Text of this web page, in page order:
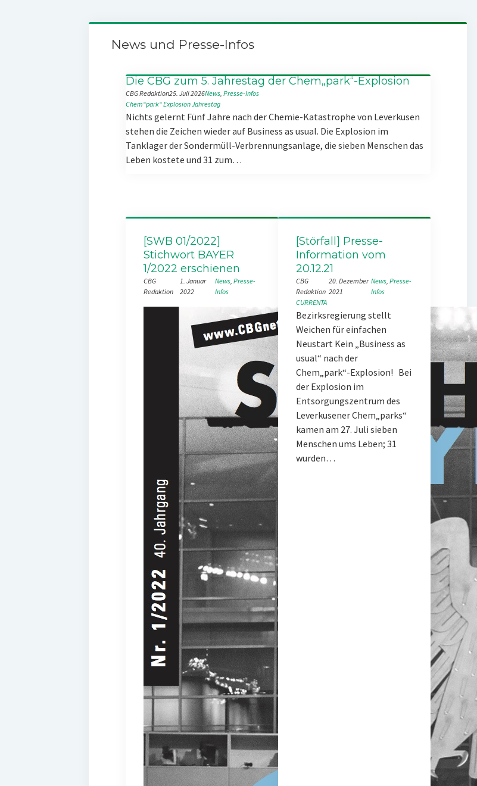
News und Presse-Infos
Die CBG zum 5. Jahrestag der Chem„park“-Explosion
CBG Redaktion25. Juli 2026News, Presse-Infos
Chem“park“ExplosionJahrestag
Nichts gelernt Fünf Jahre nach der Chemie-Katastrophe von Leverkusen
stehen die Zeichen wieder auf Business as usual. Die Explosion im
Tanklager der Sondermüll-Verbrennungsanlage, die sieben Menschen das
Leben kostete und 31 zum…
[SWB 01/2022]
Stichwort BAYER
1/2022 erschienen
CBG
Redaktion
1. Januar
2022
News, Presse-
Infos
[Störfall] Presse-
Information vom
20.12.21
CBG
Redaktion
20. Dezember
2021
News, Presse-
Infos
CURRENTA
Bezirksregierung stellt
Weichen für einfachen
Neustart Kein „Business as
usual“ nach der
Chem„park“-Explosion! Bei
der Explosion im
Entsorgungszentrum des
Leverkusener Chem„parks“
kamen am 27. Juli sieben
Menschen ums Leben; 31
wurden…